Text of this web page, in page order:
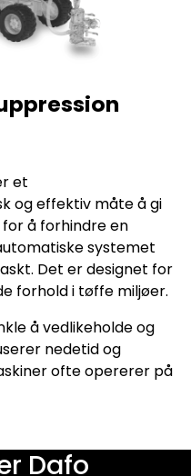
et
og effektiv måte å gi
å forhindre en
systemet
Det er designet for
forhold i tøffe miljøer.
å vedlikeholde og
nedetid og
ofte opererer på
Dafo